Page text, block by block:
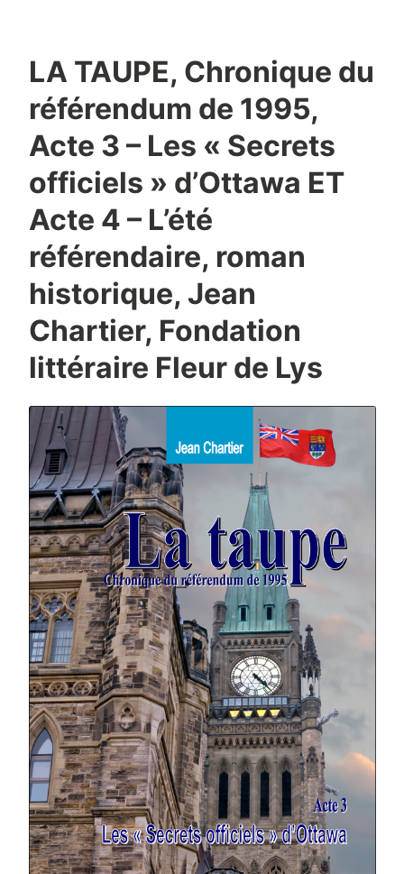
LA TAUPE, Chronique du
référendum de 1995,
Acte 3 – Les « Secrets
officiels » d’Ottawa ET
Acte 4 – L’été
référendaire, roman
historique, Jean
Chartier, Fondation
littéraire Fleur de Lys